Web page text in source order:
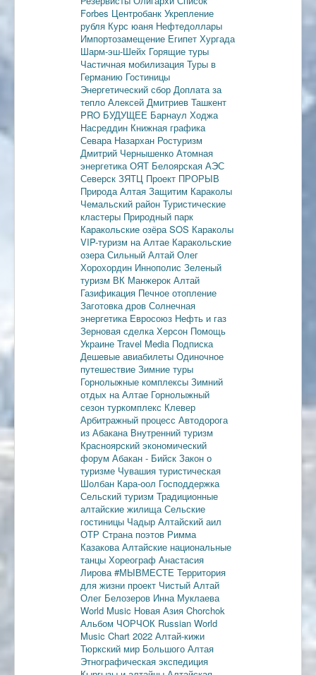
Forbes Центробанк Укрепление
рубля Курс юаня Нефтедоллары
Импортозамещение Египет Хургада
Шарм-эш-Шейх Горящие туры
Частичная мобилизация Туры в
Германию Гостиницы
Энергетический сбор Доплата за
тепло Алексей Дмитриев Ташкент
PRO БУДУЩЕЕ Барнаул Ходжа
Насреддин Книжная графика
Севара Назархан Ростуризм
Дмитрий Чернышенко Атомная
энергетика ОЯТ Белоярская АЭС
Северск ЗЯТЦ Проект ПРОРЫВ
Природа Алтая Защитим Караколы
Чемальский район Туристические
кластеры Природный парк
Каракольские озёра SOS Караколы
VIP-туризм на Алтае Каракольские
озера Сильный Алтай Олег
Хорохордин Иннополис Зеленый
туризм ВК Манжерок Алтай
Газификация Печное отопление
Заготовка дров Солнечная
энергетика Евросоюз Нефть и газ
Зерновая сделка Херсон Помощь
Украине Travel Media Подписка
Дешевые авиабилеты Одиночное
путешествие Зимние туры
Горнолыжные комплексы Зимний
отдых на Алтае Горнолыжный
сезон туркомплекс Клевер
Арбитражный процесс Автодорога
из Абакана Внутренний туризм
Красноярский экономический
форум Абакан - Бийск Закон о
туризме Чувашия туристическая
Шолбан Кара-оол Господдержка
Сельский туризм Традиционные
алтайские жилища Сельские
гостиницы Чадыр Алтайский аил
ОТР Страна поэтов Римма
Казакова Алтайские национальные
танцы Хореограф Анастасия
Лирова #МЫВМЕСТЕ Территория
для жизни проект Чистый Алтай
Олег Белозеров Инна Муклаева
World Music Новая Азия Chorchok
Альбом ЧОРЧОК Russian World
Music Chart 2022 Алтай-кижи
Тюркский мир Большого Алтая
Этнографическая экспедиция